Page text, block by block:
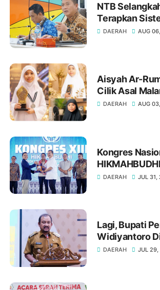
NTB
Terapkan
Manajemen
DAERAH AUG
Aisyah Ar-
Cilik Asal
Prestasi di
DAERAH AUG
Kongres
Utara, Bukti
DAERAH JUL 31,
Lagi, Bupati
Widiyantoro
Tengah Malam
DAERAH JUL